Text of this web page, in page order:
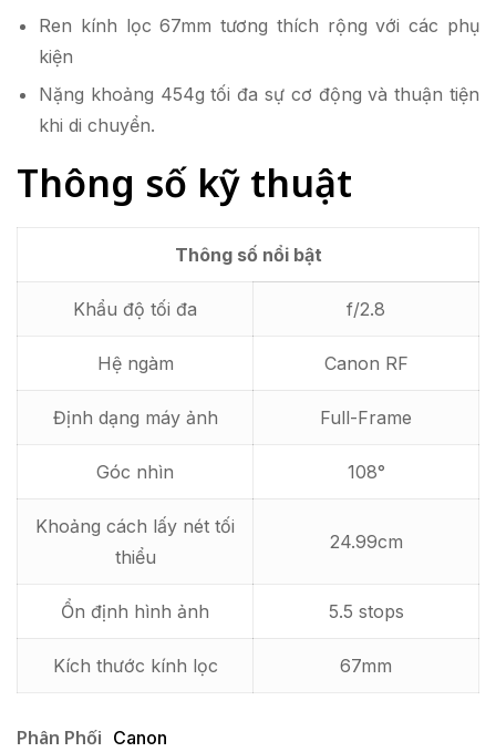
Ren kính lọc 67mm tương thích rộng với các phụ
kiện
Nặng khoảng 454g tối đa sự cơ động và thuận tiện
khi di chuyển.
Thông số kỹ thuật
Thông số nổi bật
Khẩu độ tối đa f/2.8
Hệ ngàm Canon RF
Định dạng máy ảnh Full-Frame
Góc nhìn 108°
Khoảng cách lấy nét tối
thiểu
24.99cm
Ổn định hình ảnh 5.5 stops
Kích thước kính lọc 67mm
Phân Phối Canon